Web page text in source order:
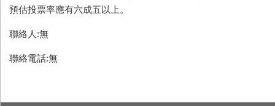
預估投票率應有六成五以上。
聯絡人:無
聯絡電話:無